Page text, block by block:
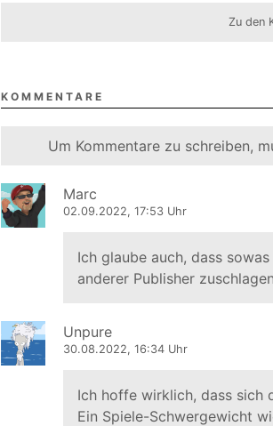
Zu den
KOMMENTARE
Um Kommentare zu schreiben,
Marc
02.09.2022, 17:53 Uhr
Ich glaube auch, dass
anderer Publisher
Unpure
30.08.2022, 16:34 Uhr
Ich hoffe wirklich, dass sich
Ein Spiele-Schwergewicht